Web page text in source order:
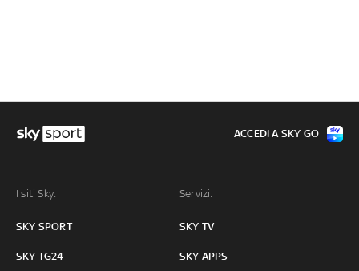
I siti Sky:
SKY SPORT
SKY TG24
Servizi:
SKY TV
SKY APPS
ACCEDI A SKY GO